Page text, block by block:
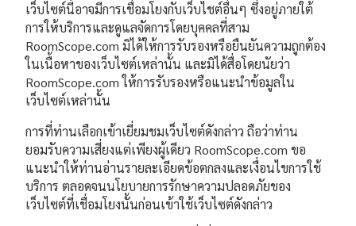
เว็บไซต์นี้อาจมีการเชื่อมโยงกับเว็บไชต์อื่นๆ ซึ่งอยู่ภายใต้
การให้บริการและดูแลจัดการโดยบุคคลที่สาม
RoomScope.com มิได้ให้การรับรองหรือยืนยันความถูกต้อง
ในเนื้อหาของเว็บไซต์เหล่านั้น และมิได้สื่อโดยนัยว่า
RoomScope.com ให้การรับรองหรือแนะนำข้อมูลใน
เว็บไซต์เหล่านั้น
การที่ท่านเลือกเข้าเยี่ยมชมเว็บไซต์ดังกล่าว ถือว่าท่าน
ยอมรับความเสี่ยงแต่เพียงผู้เดียว RoomScope.com ขอ
แนะนำให้ท่านอ่านรายละเอียดข้อตกลงและเงื่อนไขการใช้
บริการ ตลอดจนนโยบายการรักษาความปลอดภัยของ
เว็บไซต์ที่เชื่อมโยงนั้นก่อนเข้าใช้เว็บไซต์ดังกล่าว